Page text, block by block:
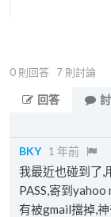
0 則回答 7 則討論
回答
BKY 1 年前
我最近也碰到了,
PASS,寄到
有被gmail擋掉,